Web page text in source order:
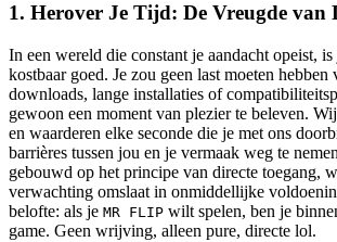
1. Herover Je Tijd: De Vreugde van
In een wereld die constant je aandacht opeist,
kostbaar goed. Je zou geen last moeten hebben
downloads, lange installaties of
gewoon een moment van plezier te beleven.
en waarderen elke seconde die je met ons
barrières tussen jou en je vermaak weg te
gebouwd op het principe van directe toegang,
verwachting omslaat in onmiddellijke
belofte: als je MR FLIP wilt spelen, ben je
game. Geen wrijving, alleen pure, directe lol.